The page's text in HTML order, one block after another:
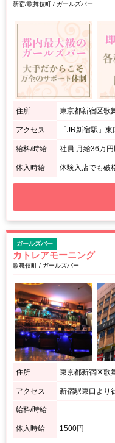
新宿/歌舞伎町 / ガールズバー
住所 東京都新宿区歌
アクセス
給料/時給
体入時給 体験入店でも破
ガールズバー
カトレアモーニング
歌舞伎町 / ガールズバー
住所 東京都新宿区歌
アクセス 新宿駅東口より
給料/時給
体入時給 1500円